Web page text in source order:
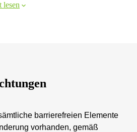
lesen
barrierefreien Elemente
vorhanden, gemäß